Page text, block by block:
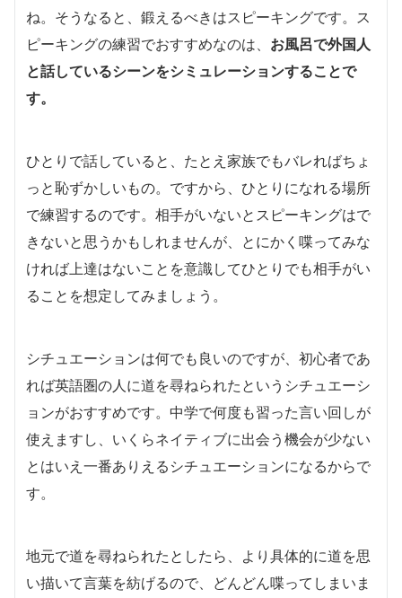
ね。そうなると、鍛えるべきはスピーキングです。ス
ピーキングの練習でおすすめなのは、 お風呂で外国人
と話しているシーンをシミュレーションすることで
す。
ひとりで話していると、たとえ家族でもバレればちょ
っと恥ずかしいもの。ですから、ひとりになれる場所
で練習するのです。相手がいないとスピーキングはで
きないと思うかもしれませんが、とにかく喋ってみな
ければ上達はないことを意識してひとりでも相手がい
ることを想定してみましょう。
シチュエーションは何でも良いのですが、初心者であ
れば英語圏の人に道を尋ねられたというシチュエーシ
ョンがおすすめです。中学で何度も習った言い回しが
使えますし、いくらネイティブに出会う機会が少ない
とはいえ一番ありえるシチュエーションになるからで
す。
地元で道を尋ねられたとしたら、より具体的に道を思
い描いて言葉を紡げるので、どんどん喋ってしまいま